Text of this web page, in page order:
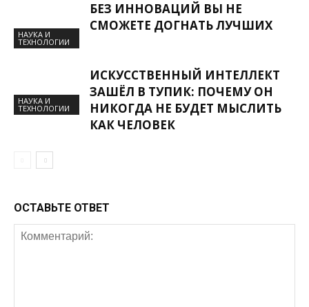
НАУКА И
ТЕХНОЛОГИИ
БЕЗ ИННОВАЦИЙ ВЫ НЕ
СМОЖЕТЕ ДОГНАТЬ ЛУЧШИХ
НАУКА И
ТЕХНОЛОГИИ
ИСКУССТВЕННЫЙ ИНТЕЛЛЕКТ
ЗАШЁЛ В ТУПИК: ПОЧЕМУ ОН
НИКОГДА НЕ БУДЕТ МЫСЛИТЬ
КАК ЧЕЛОВЕК
ОСТАВЬТЕ ОТВЕТ